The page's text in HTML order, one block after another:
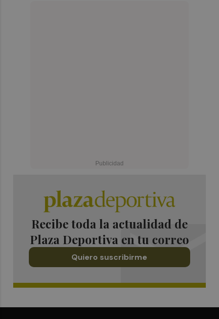
Recibe toda la actualidad de
Plaza Deportiva en tu correo
Quiero suscribirme